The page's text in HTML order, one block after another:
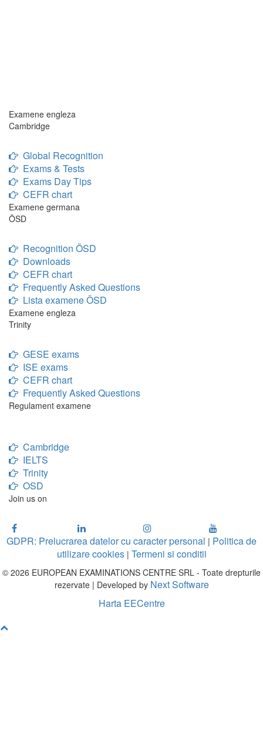
Examene engleza
Cambridge
Global Recognition
Exams & Tests
Exams Day Tips
CEFR chart
Examene germana
ÖSD
Recognition ÖSD
Downloads
CEFR chart
Frequently Asked Questions
Lista examene ÖSD
Examene engleza
Trinity
GESE exams
ISE exams
CEFR chart
Frequently Asked Questions
Regulament examene
Cambridge
IELTS
Trinity
OSD
Join us on
GDPR: Prelucrarea datelor cu caracter personal | Politica de
utilizare cookies| Termeni si conditii
© 2026 EUROPEAN EXAMINATIONS CENTRE SRL - Toate drepturile
rezervate | Developed by Next Software
Harta EECentre